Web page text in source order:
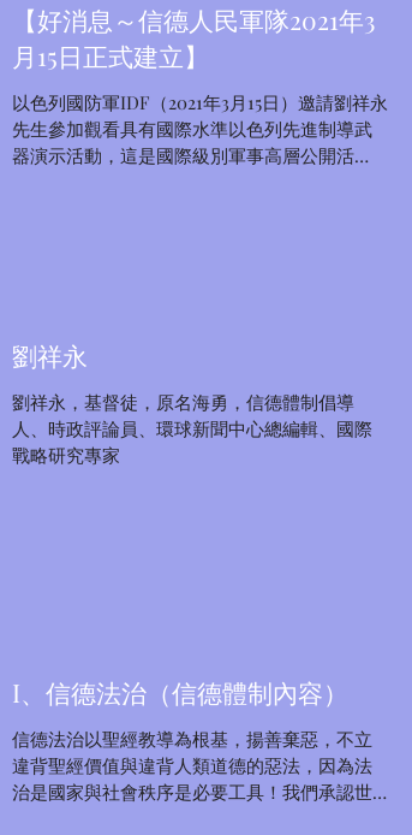
【好消息～信德人民軍隊2021年3
月15日正式建立】
以色列國防軍IDF（2021年3月15日）邀請劉祥永
先生參加觀看具有國際水準以色列先進制導武
器演示活動，這是國際級別軍事高層公開活
劉祥永
劉祥永，基督徒，原名海勇，信德體制倡導
人、時政評論員、環球新聞中心總編輯、國際
戰略研究專家
I、信德法治（信德體制內容）
信德法治以聖經教導為根基，揚善棄惡，不立
違背聖經價值與違背人類道德的惡法，因為法
治是國家與社會秩序是必要工具！我們承認世